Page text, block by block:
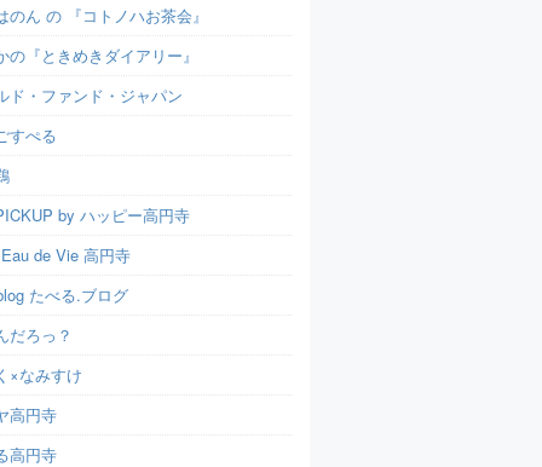
のん の 『コトノハお茶会』
の『ときめきダイアリー』
ド・ファンド・ジャパン
すぺる
by ハッピー高円寺
de Vie 高円寺
たべる.ブログ
だろっ？
×なみすけ
高円寺
高円寺